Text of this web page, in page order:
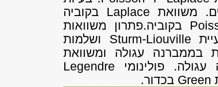
משוואת Laplace בקוביה
בקוביה.פתרון משוואות
Sturm-Liouville ושלמות
בממברנה עגולה ומשוואת
פולינומי Legendre
Green בכדור.